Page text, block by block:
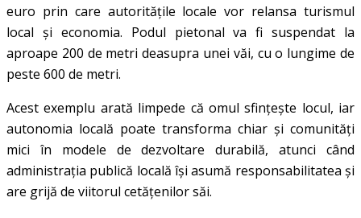
euro prin care autoritățile locale vor relansa turismul
local și economia. Podul pietonal va fi suspendat la
aproape 200 de metri deasupra unei văi, cu o lungime de
peste 600 de metri.
Acest exemplu arată limpede că omul sfințește locul, iar
autonomia locală poate transforma chiar și comunități
mici în modele de dezvoltare durabilă, atunci când
administrația publică locală își asumă responsabilitatea și
are grijă de viitorul cetățenilor săi.